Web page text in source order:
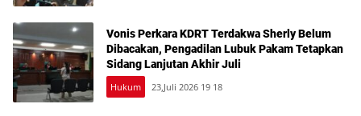
Vonis Perkara KDRT Terdakwa Sherly Belum
Dibacakan, Pengadilan Lubuk Pakam Tetapkan
Sidang Lanjutan Akhir Juli
Hukum 23,Juli 2026 19 18